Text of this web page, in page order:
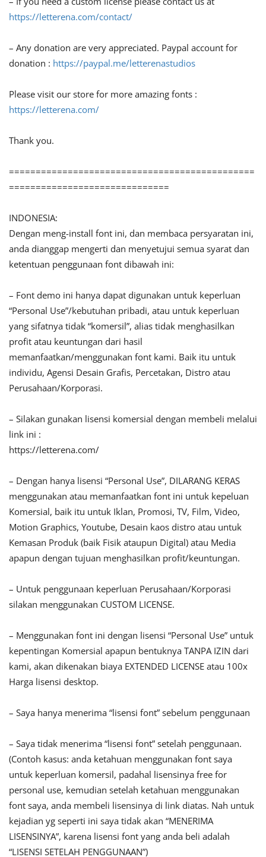
https://letterena.com/contact/
– Any donation are very appreciated. Paypal account for
donation : https://paypal.me/letterenastudios
Please visit our store for more amazing fonts :
https://letterena.com/
Thank you.
==============================================
==============================
INDONESIA:
Dengan meng-install font ini, dan membaca persyaratan ini,
anda dianggap mengerti dan menyetujui semua syarat dan
ketentuan penggunaan font dibawah ini:
– Font demo ini hanya dapat digunakan untuk keperluan
“Personal Use”/kebutuhan pribadi, atau untuk keperluan
yang sifatnya tidak “komersil”, alias tidak menghasilkan
profit atau keuntungan dari hasil
memanfaatkan/menggunakan font kami. Baik itu untuk
individu, Agensi Desain Grafis, Percetakan, Distro atau
Perusahaan/Korporasi.
– Silakan gunakan lisensi komersial dengan membeli melalui
link ini :
https://letterena.com/
– Dengan hanya lisensi “Personal Use”, DILARANG KERAS
menggunakan atau memanfaatkan font ini untuk kepeluan
Komersial, baik itu untuk Iklan, Promosi, TV, Film, Video,
Motion Graphics, Youtube, Desain kaos distro atau untuk
Kemasan Produk (baik Fisik ataupun Digital) atau Media
apapun dengan tujuan menghasilkan profit/keuntungan.
– Untuk penggunaan keperluan Perusahaan/Korporasi
silakan menggunakan CUSTOM LICENSE.
– Menggunakan font ini dengan lisensi “Personal Use” untuk
kepentingan Komersial apapun bentuknya TANPA IZIN dari
kami, akan dikenakan biaya EXTENDED LICENSE atau 100x
Harga lisensi desktop.
– Saya hanya menerima “lisensi font” sebelum penggunaan
– Saya tidak menerima “lisensi font” setelah penggunaan.
(Contoh kasus: anda ketahuan menggunakan font saya
untuk keperluan komersil, padahal lisensinya free for
personal use, kemudian setelah ketahuan menggunakan
font saya, anda membeli lisensinya di link diatas. Nah untuk
kejadian yg seperti ini saya tidak akan “MENERIMA
LISENSINYA”, karena lisensi font yang anda beli adalah
“LISENSI SETELAH PENGGUNAAN”)